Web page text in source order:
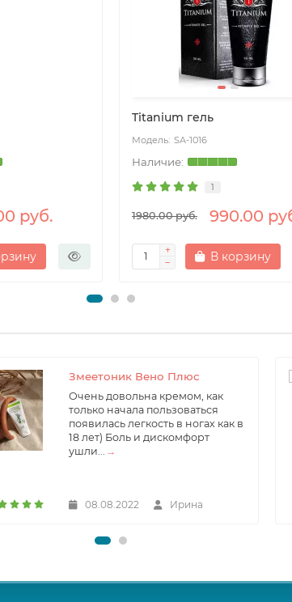
руб.
Titanium гель
SA-1016
1
1980.00 руб. 990.00
В корзину
Змеетоник Вено Плюс
Очень довольна кремом, как
только начала пользоваться
появилась легкость в ногах как в
18 лет) Боль и дискомфорт
ушли...→
08.08.2022 Ирина